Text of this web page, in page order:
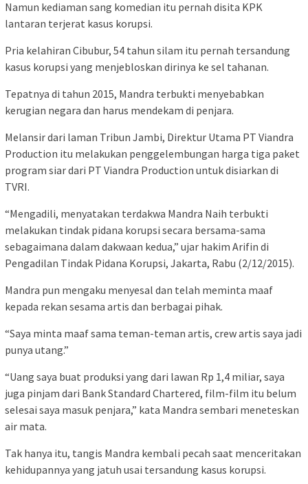
Namun kediaman sang komedian itu pernah disita KPK
lantaran terjerat kasus korupsi.
Pria kelahiran Cibubur, 54 tahun silam itu pernah tersandung
kasus korupsi yang menjebloskan dirinya ke sel tahanan.
Tepatnya di tahun 2015, Mandra terbukti menyebabkan
kerugian negara dan harus mendekam di penjara.
Melansir dari laman Tribun Jambi, Direktur Utama PT Viandra
Production itu melakukan penggelembungan harga tiga paket
program siar dari PT Viandra Production untuk disiarkan di
TVRI.
“Mengadili, menyatakan terdakwa Mandra Naih terbukti
melakukan tindak pidana korupsi secara bersama-sama
sebagaimana dalam dakwaan kedua,” ujar hakim Arifin di
Pengadilan Tindak Pidana Korupsi, Jakarta, Rabu (2/12/2015).
Mandra pun mengaku menyesal dan telah meminta maaf
kepada rekan sesama artis dan berbagai pihak.
“Saya minta maaf sama teman-teman artis, crew artis saya jadi
punya utang.”
“Uang saya buat produksi yang dari lawan Rp 1,4 miliar, saya
juga pinjam dari Bank Standard Chartered, film-film itu belum
selesai saya masuk penjara,” kata Mandra sembari meneteskan
air mata.
Tak hanya itu, tangis Mandra kembali pecah saat menceritakan
kehidupannya yang jatuh usai tersandung kasus korupsi.